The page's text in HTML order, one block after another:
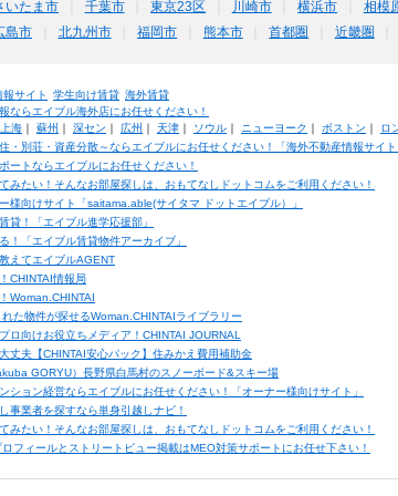
いたま市 千葉市 東京23区 川崎市 横浜市 相模
島市 北九州市 福岡市 熊本市 首都圏 近畿圏
サイト 学生向け賃貸 海外賃貸
ならエイブル海外店にお任せください！
上海｜ 蘇州 ｜ 深セン ｜ 広州 ｜ 天津｜ ソウル｜ ニューヨーク ｜ ボストン ｜ ロ
・別荘・資産分散～ならエイブルにお任せください！「海外不動産情報サイト
ートならエイブルにお任せください！
みたい！そんなお部屋探しは、おもてなしドットコムをご利用ください！
様向けサイト「saitama.able(サイタマ ドットエイブル）」
貸！「エイブル進学応援部」
！「エイブル賃貸物件アーカイブ」
えてエイブルAGENT
CHINTAI情報局
Woman.CHINTAI
た物件が探せるWoman.CHINTAIライブラリー
ロ向けお役立ちメディア！CHINTAI JOURNAL
丈夫【CHINTAI安心パック】住みかえ費用補助金
GORYU）長野県白馬村のスノーボード&スキー場
ション経営ならエイブルにお任せください！「オーナー様向けサイト」
事業者を探すなら単身引越しナビ！
みたい！そんなお部屋探しは、おもてなしドットコムをご利用ください！
フィールとストリートビュー掲載はMEO対策サポートにお任せ下さい！